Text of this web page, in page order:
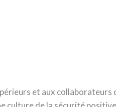
et aux